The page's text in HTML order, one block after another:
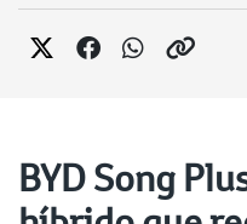
BYD Song